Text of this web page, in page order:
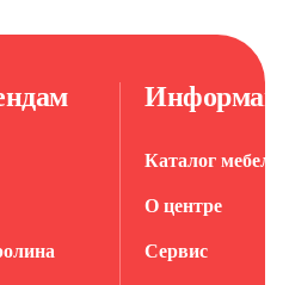
Каталог мебели
О центре
Сервис